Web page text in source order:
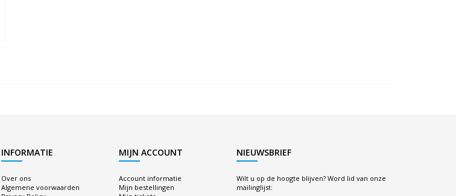
INFORMATIE
Over ons
Algemene voorwaarden
MIJN ACCOUNT
Account informatie
Mijn bestellingen
NIEUWSBRIEF
Wilt u op de hoogte blijven? Word lid van onze
mailinglijst: